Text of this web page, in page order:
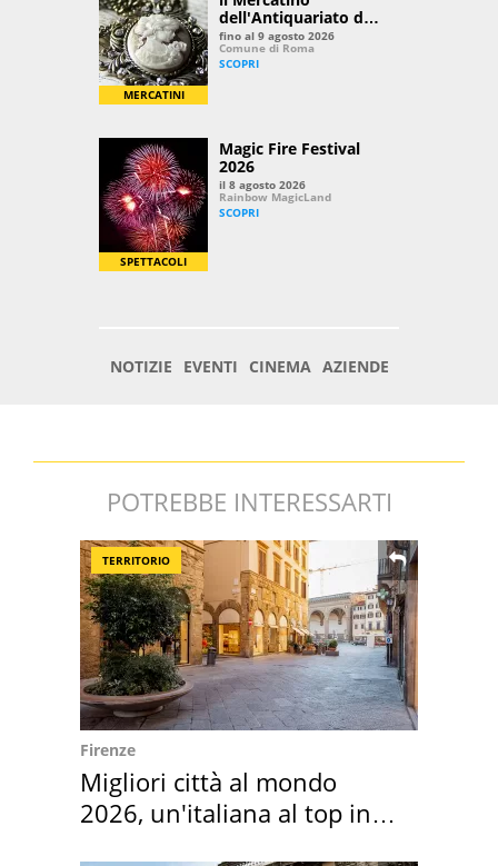
POTREBBE INTERESSARTI
TERRITORIO
Firenze
Migliori città al mondo
2026, un'italiana al top in